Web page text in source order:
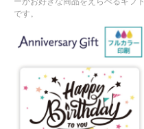
です。